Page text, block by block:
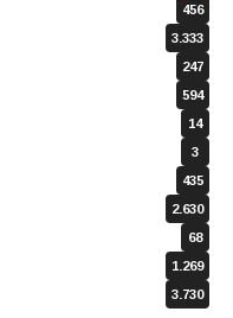
456
3.333
247
594
14
3
435
2.630
68
1.269
3.730